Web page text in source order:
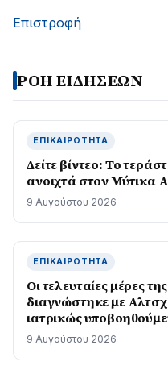
Επιστροφή
ΡΟΗ ΕΙΔΗΣΕΩΝ
ΕΠΙΚΑΙΡΌΤΗΤΑ
Δείτε βίντεο: Το
ανοιχτά στον Μύτικα
9 Αυγούστου 2026
ΕΠΙΚΑΙΡΌΤΗΤΑ
Οι τελευταίες μέρες
διαγνώστηκε με
ιατρικώς
9 Αυγούστου 2026